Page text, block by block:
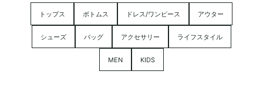
トップス ボトムス ドレス/ワンピース アウター
シューズ バッグ アクセサリー ライフスタイル
MEN KIDS